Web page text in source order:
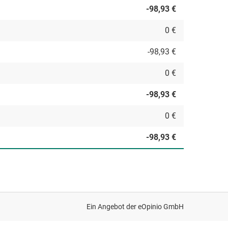
-98,93 €
0 €
-98,93 €
0 €
-98,93 €
0 €
-98,93 €
Ein Angebot dereOpinio GmbH